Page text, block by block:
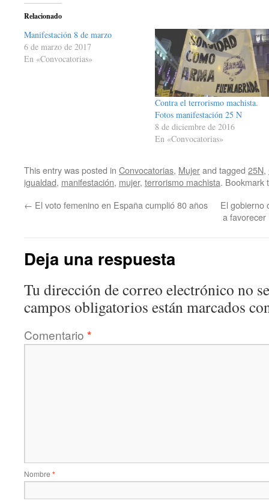
Relacionado
Manifestación 8 de marzo
6 de marzo de 2017
En «Convocatorias»
Contra el terrorismo machista.
Fotos manifestación 25 N
8 de diciembre de 2016
En «Convocatorias»
This entry was posted in Convocatorias, Mujerand tagged 25N,
igualdad, manifestación, mujer, terrorismo machista. Bookmark
← El voto femenino en España cumplió 80 años
El gobierno
a
Deja una respuesta
Tu dirección de correo electrónico no
campos obligatorios están marcados
Comentario *
Nombre *